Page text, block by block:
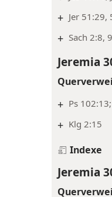
+ Jer 51:29,
+ Sach 2:8, 9
Jeremia
+ Ps
+ Klg 2:15
Indexe
Jeremia